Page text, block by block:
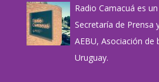
Radio Camacuá es
Secretaría de Prensa
AEBU, Asociación de
Uruguay.